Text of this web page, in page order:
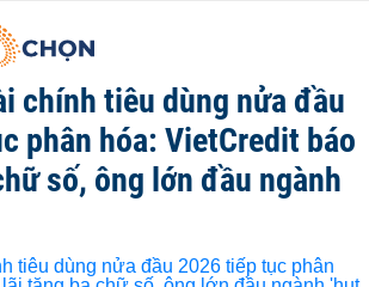
chính tiêu dùng nửa đầu
phân hóa: VietCredit báo
số, ông lớn đầu ngành